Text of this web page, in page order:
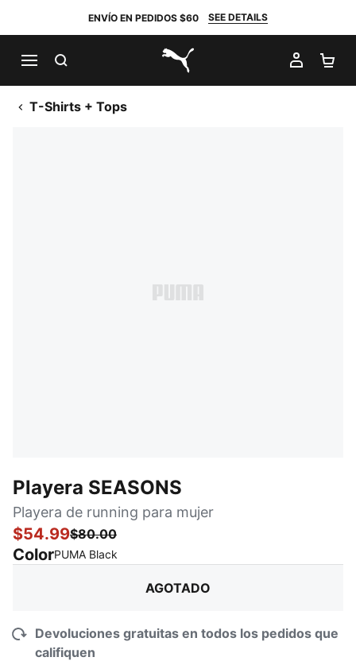
ENVÍO EN PEDIDOS $60 SEE DETAILS
PUMA.com
MI
T-Shirts + Tops
Playera SEASONS
Playera de running para mujer
$54.99$80.00
ColorPUMA Black
AGOTADO
Devoluciones gratuitas en todos los pedidos que
califiquen